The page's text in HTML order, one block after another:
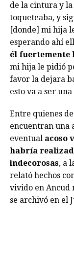
de la cintura y
toqueteaba, y
[donde] mi hija
esperando ahí
él fuertemente
mi hija le pidió
favor la dejara
esto va a ser
Entre quienes
encuentran una
eventual acoso
habría
indecorosas, a
relató hechos
vivido en Ancud
se archivó en el